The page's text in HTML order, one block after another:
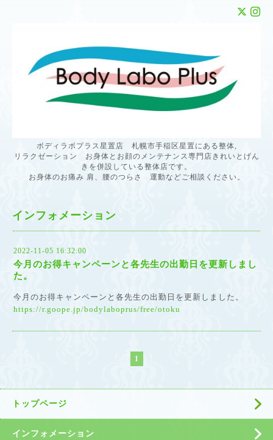
ボディラボプラス星置店 札幌市手稲区星置にある整体,
リラクゼーション お身体とお顔のメンテナンス専門店きれいとげん
きを併設している整体店です。
お身体のお痛み 肩、腰のつらさ 運動などご相談ください。
インフォメーション
2022-11-05 16:32:00
今月のお得キャンペーンと各先生の出勤日を更新しまし
た。
今月のお得キャンペーンと各先生の出勤日を更新しました。
https://r.goope.jp/bodylaboprus/free/otoku
1
トップページ
インフォメーション